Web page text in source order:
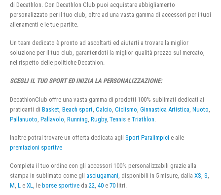
di Decathlon. Con Decathlon Club puoi acquistare abbigliamento
personalizzato per il tuo club, oltre ad una vasta gamma di accessori per i tuoi
allenamenti e le tue partite.
Un team dedicato è pronto ad ascoltarti ed aiutarti a trovare la miglior
soluzione per il tuo club, garantendoti la miglior qualità prezzo sul mercato,
nel rispetto delle politiche Decathlon.
SCEGLI IL TUO SPORT ED INIZIA LA PERSONALIZZAZIONE:
DecathlonClub offre una vasta gamma di prodotti 100% sublimati dedicati ai
praticanti di Basket Beach sport Calcio Ciclismo Ginnastica Artistica Nuoto
Pallanuoto Pallavolo Running Rugby, Tennis e Triathlon
Inoltre potrai trovare un offerta dedicata agli Sport Paralimpici e alle
premiazioni sportive
Completa il tuo ordine con gli accessori 100% personalizzabili grazie alla
stampa in sublimato come gli asciugamani, disponibili in 5 misure, dalla XS, S,
M, L e XL, le borse sportive da 22, 40 e 70 litri.